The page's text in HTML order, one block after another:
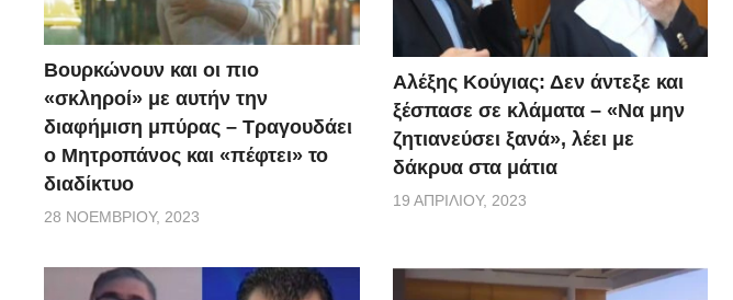
Βουρκώνουν και οι πιο
«σκληροί» με αυτήν την
διαφήμιση μπύρας – Τραγουδάει
ο Μητροπάνος και «πέφτει» το
διαδίκτυο
28 ΝΟΕΜΒΡΊΟΥ, 2023
Αλέξης Κούγιας: Δεν άντεξε και
ξέσπασε σε κλάματα – «Να μην
ζητιανεύσει ξανά», λέει με
δάκρυα στα μάτια
19 ΑΠΡΙΛΊΟΥ, 2023